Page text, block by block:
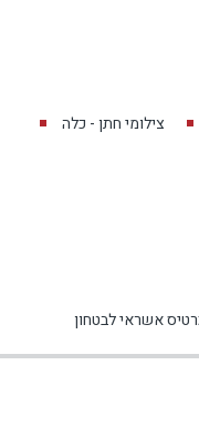
צילומי חתן - כלה
אשראי לבטחון